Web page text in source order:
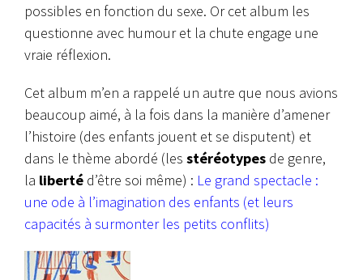
possibles en fonction du sexe. Or cet album les
questionne avec humour et la chute engage une
vraie réflexion.
Cet album m’en a rappelé un autre que nous avions
beaucoup aimé, à la fois dans la manière d’amener
l’histoire (des enfants jouent et se disputent) et
dans le thème abordé (les stéréotypes de genre,
la liberté d’être soi même) : Le grand spectacle :
une ode à l’imagination des enfants (et leurs
capacités à surmonter les petits conflits)